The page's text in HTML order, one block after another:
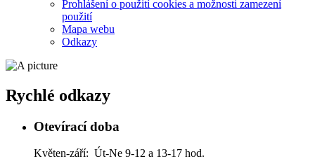
Prohlášení o použití cookies a možnosti zamezení
použití
Mapa webu
Odkazy
Rychlé odkazy
Otevírací doba
Květen-září: Út-Ne 9-12 a 13-17 hod.